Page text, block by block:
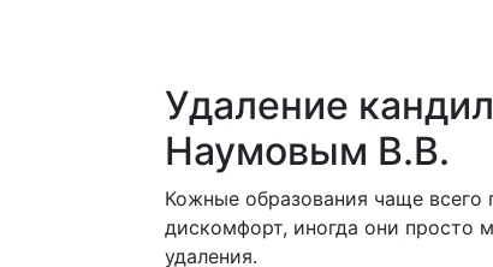
Удаление
Наумовым В.В.
Кожные образования чаще всего
дискомфорт, иногда они просто
удаления.